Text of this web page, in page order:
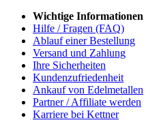
Wichtige Informationen
Hilfe / Fragen (FAQ)
Ablauf einer Bestellung
Versand und Zahlung
Ihre Sicherheiten
Kundenzufriedenheit
Ankauf von Edelmetallen
Partner / Affiliate werden
Karriere bei Kettner